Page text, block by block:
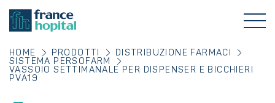
HOME PRODOTTI
DISTRIBUZIONE FARMACI
SISTEMA PERSOFARM
VASSOIO SETTIMANALE PER DISPENSER E BICCHIERI
PVA19